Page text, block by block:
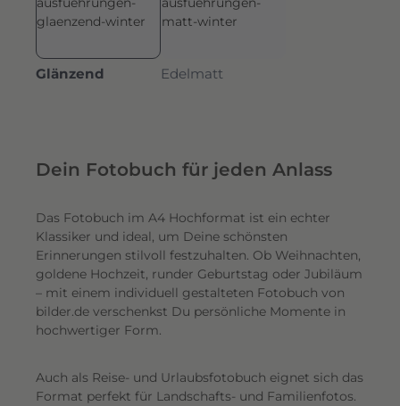
Glänzend Edelmatt
Dein Fotobuch für jeden Anlass
Das Fotobuch im A4 Hochformat ist ein echter
Klassiker und ideal, um Deine schönsten
Erinnerungen stilvoll festzuhalten. Ob Weihnachten,
goldene Hochzeit, runder Geburtstag oder Jubiläum
– mit einem individuell gestalteten Fotobuch von
bilder.de verschenkst Du persönliche Momente in
hochwertiger Form.
Auch als Reise- und Urlaubsfotobuch eignet sich das
Format perfekt für Landschafts- und Familienfotos.